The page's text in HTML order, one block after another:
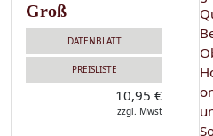
Groß
DATENBLATT
PREISLISTE
10,95 €
zzgl. Mwst